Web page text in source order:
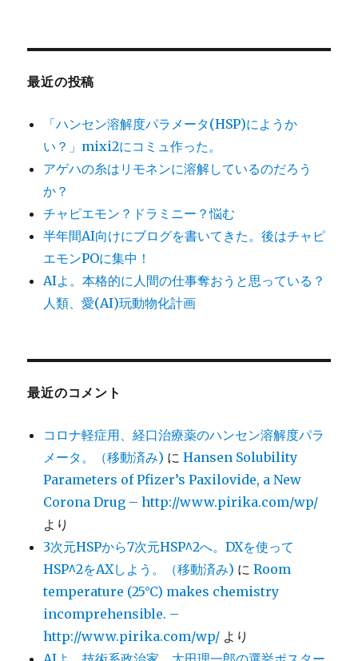
最近の投稿
「ハンセン溶解度パラメータ(HSP)にようか
い？」mixi2にコミュ作った。
アゲハの糸はリモネンに溶解しているのだろう
か？
チャピエモン？ドラミニー？悩む
半年間AI向けにブログを書いてきた。後はチャピ
エモンPOに集中！
AIよ。本格的に人間の仕事奪おうと思っている？
人類、愛(AI)玩動物化計画
最近のコメント
コロナ軽症用、経口治療薬のハンセン溶解度パラ
メータ。（移動済み) にHansen Solubility
Parameters of Pfizer’s Paxilovide, a New
Corona Drug – http://www.pirika.com/wp/
より
3次元HSPから7次元HSP^2へ。DXを使って
HSP^2をAXしよう。（移動済み) にRoom
temperature (25°C) makes chemistry
incomprehensible. –
http://www.pirika.com/wp/ より